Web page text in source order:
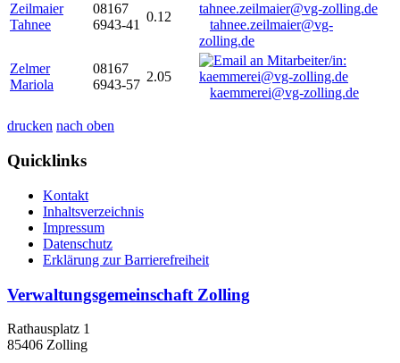
Zeilmaier
Tahnee
08167
6943-41
0.12
tahnee.zeilmaier@vg-
zolling.de
Zelmer
Mariola
08167
6943-57
2.05
kaemmerei@vg-zolling.de
drucken nach oben
Quicklinks
Kontakt
Inhaltsverzeichnis
Impressum
Datenschutz
Erklärung zur Barrierefreiheit
Verwaltungsgemeinschaft Zolling
Rathausplatz 1
85406 Zolling